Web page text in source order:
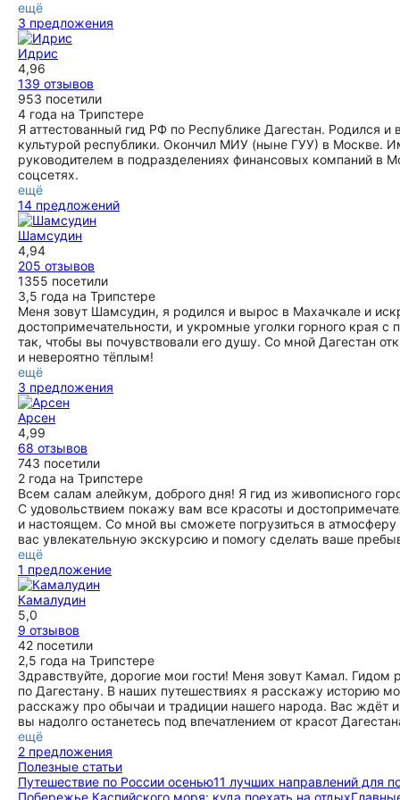
ещё
3 предложения
Идрис
4,96
139 отзывов
953 посетили
4 года на Трипстере
Я аттестованный гид РФ по Республике Дагестан. Родился
культурой республики. Окончил МИУ (ныне ГУУ) в Москве.
руководителем в подразделениях финансовых компаний в
соцсетях.
ещё
14 предложений
Шамсудин
4,94
205 отзывов
1355 посетили
3,5 года на Трипстере
Меня зовут Шамсудин, я родился и вырос в Махачкале и
достопримечательности, и укромные уголки горного края
так, чтобы вы почувствовали его душу. Со мной Дагестан
и невероятно тёплым!
ещё
3 предложения
Арсен
4,99
68 отзывов
743 посетили
2 года на Трипстере
Всем салам алейкум, доброго дня! Я гид из живописного
С удовольствием покажу вам все красоты и
и настоящем. Со мной вы сможете погрузиться в
вас увлекательную экскурсию и помогу сделать ваше
ещё
1 предложение
Камалудин
5,0
9 отзывов
42 посетили
2,5 года на Трипстере
Здравствуйте, дорогие мои гости! Меня зовут Камал.
по Дагестану. В наших путешествиях я расскажу историю
расскажу про обычаи и традиции нашего народа. Вас ждёт
вы надолго останетесь под впечатлением от красот
ещё
2 предложения
Полезные статьи
Путешествие по России осенью11 лучших направлений для
Побережье Каспийского моря: куда поехать на отдых